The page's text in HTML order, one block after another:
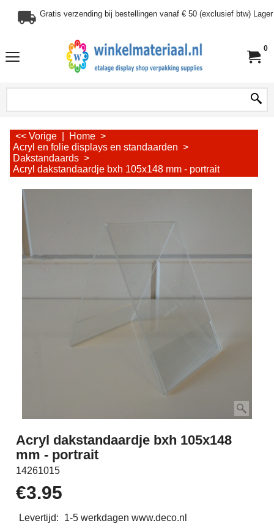
Gratis verzending bij bestellingen vanaf € 50 (exclusief btw)
0
<< Vorige Home >
Acryl en folie displays en standaarden >
Dakstandaards >
Acryl dakstandaardje bxh 105x148 mm - portrait
Acryl dakstandaardje bxh 105x148
mm - portrait
14261015
€3.95
Levertijd: 1-5 werkdagen www.deco.nl